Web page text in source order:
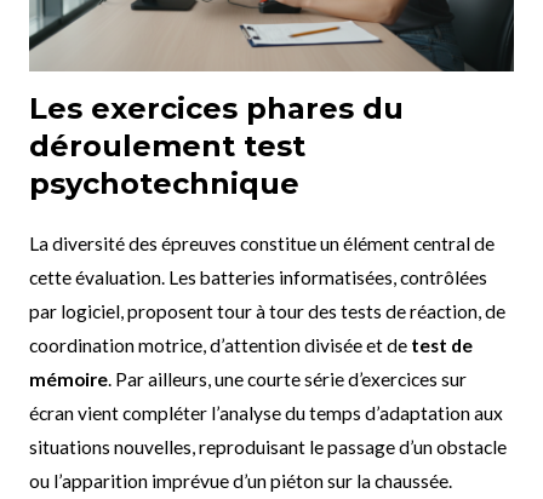
Les exercices phares du
déroulement test
psychotechnique
La diversité des épreuves constitue un élément central de
cette évaluation. Les batteries informatisées, contrôlées
par logiciel, proposent tour à tour des tests de réaction, de
coordination motrice, d’attention divisée et de test de
mémoire. Par ailleurs, une courte série d’exercices sur
écran vient compléter l’analyse du temps d’adaptation aux
situations nouvelles, reproduisant le passage d’un obstacle
ou l’apparition imprévue d’un piéton sur la chaussée.